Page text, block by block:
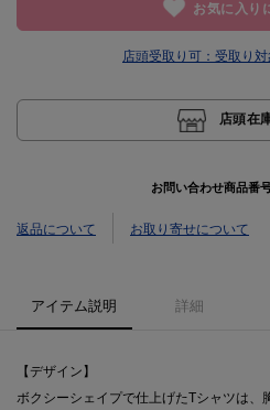
お気に入り
店頭受取り可： 受取り
店頭在
お問い合わせ商品番
返品について お取り寄せについて
アイテム説明 詳細
【デザイン】
ボクシーシェイプで仕上げたTシャツは